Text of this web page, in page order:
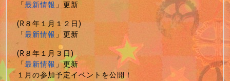
「最新情報」更新
(R８年１月１２日)
「最新情報」更新
(R８年１月３日)
「最新情報」更新
１月の参加予定イベントを公開！